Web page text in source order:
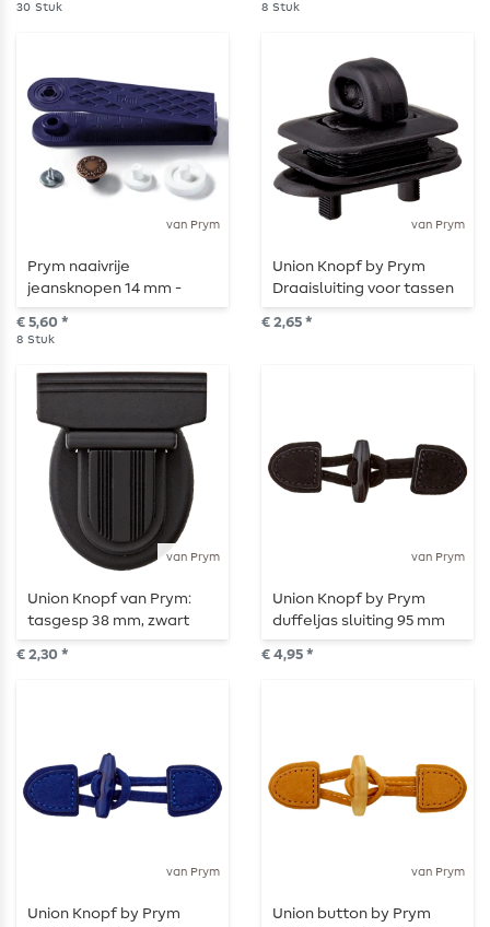
30 Stuk 8 Stuk
van Prym
Prym naaivrije
jeansknopen 14 mm -
antiek koper - 8 stuks
€ 5,60 *
8 Stuk
van Prym
Union Knopf by Prym
Draaisluiting voor tassen
38 mm Zwart
€ 2,65 *
van Prym
Union Knopf van Prym:
tasgesp 38 mm, zwart
€ 2,30 *
van Prym
Union Knopf by Prym
duffeljas sluiting 95 mm
zwart
€ 4,95 *
van Prym
Union Knopf by Prym
van Prym
Union button by Prym